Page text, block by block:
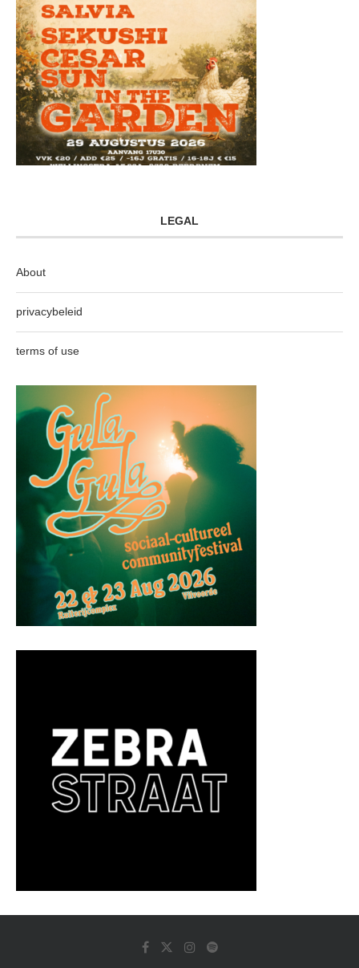
LEGAL
About
privacybeleid
terms of use